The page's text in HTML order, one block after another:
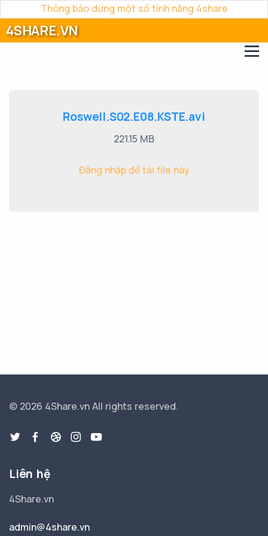
Thông báo dừng một số tính năng 4share
4SHARE.VN
Roswell.S02.E08.KSTE.avi
221.15 MB
Đăng nhập để tải file này
© 2026 4Share.vnAll rights reserved.
Liên hệ
4Share.vn
admin@4share.vn